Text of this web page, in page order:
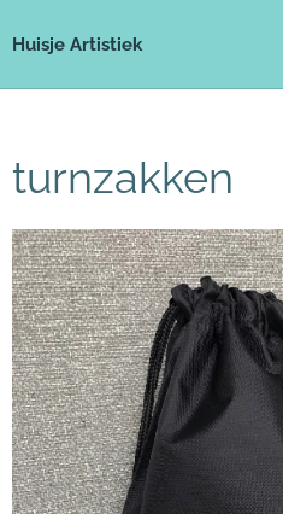
Huisje Artistiek
turnzakken